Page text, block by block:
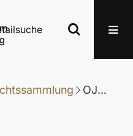
OJM_DN_G_020-058: Gedicht